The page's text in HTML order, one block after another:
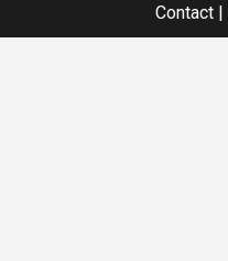
Contact|